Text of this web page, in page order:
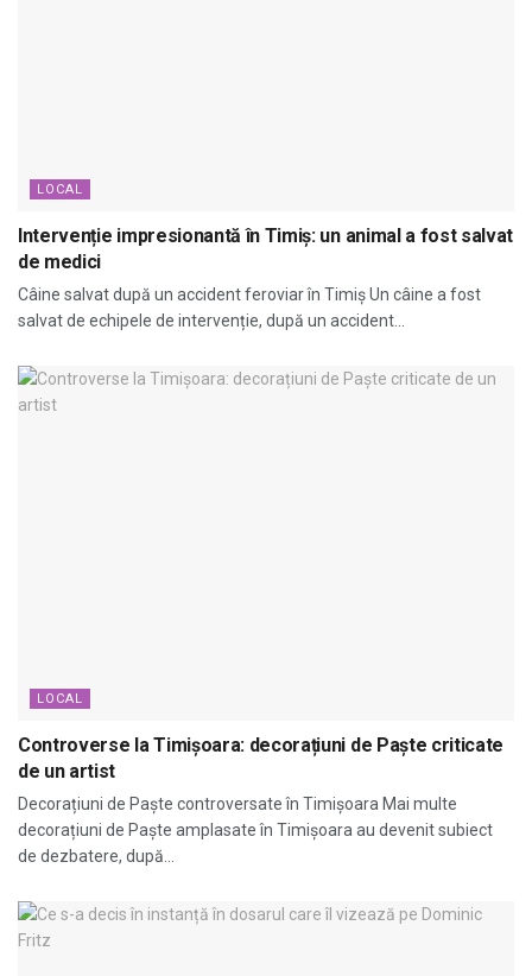
LOCAL
Intervenție impresionantă în Timiș: un animal a fost salvat
de medici
Câine salvat după un accident feroviar în Timiș Un câine a fost
salvat de echipele de intervenție, după un accident...
LOCAL
Controverse la Timișoara: decorațiuni de Paște criticate
de un artist
Decorațiuni de Paște controversate în Timișoara Mai multe
decorațiuni de Paște amplasate în Timișoara au devenit subiect
de dezbatere, după...